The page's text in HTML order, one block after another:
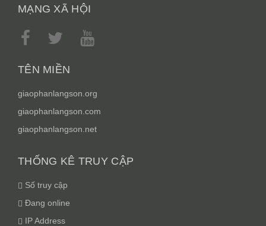
MẠNG XÃ HỘI
TÊN MIỀN
giaophanlangson.org
giaophanlangson.com
giaophanlangson.net
THỐNG KÊ TRUY CẬP
Số truy cập
Đang online
IP Address